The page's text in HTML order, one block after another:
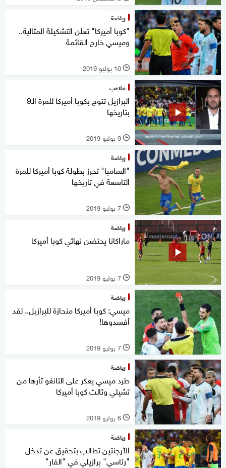
رياضة
"كوبا أميركا" تعلن التشكيلة المثالية..
وميسي خارج القائمة
l 10 يوليو 2019
ملاعب
البرازيل تتوج بكوبا أميركا للمرة الـ9
بتاريخها
l 9 يوليو 2019
رياضة
"السامبا" تحرز بطولة كوبا أميركا للمرة
التاسعة في تاريخها
l 7 يوليو 2019
رياضة
ماراكانا يحتضن نهائي كوبا أميركا
l 7 يوليو 2019
رياضة
ميسي: كوبا أميركا منحازة للبرازيل.. لقد
أفسدوها!
l 7 يوليو 2019
رياضة
طرد ميسي يعكر على التانغو ثأرها من
تشيلي وثالث كوبا أميركا
l 6 يوليو 2019
رياضة
الأرجنتين تطالب بتحقيق عن تدخل
"رئاسي" برازيلي في "الفار"